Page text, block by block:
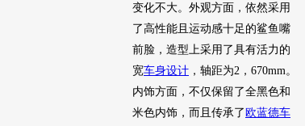
变化不大。外观方面，依然采用
了高性能且运动感十足的鲨鱼嘴
前脸，造型上采用了具有活力的
宽车身设计 ，轴距为2，670mm。
内饰方面，不仅保留了全黑色和
米色内饰，而且传承了 欧蓝德车